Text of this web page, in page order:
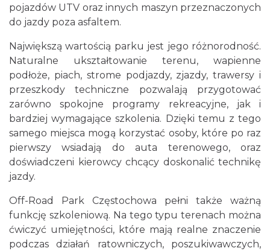
pojazdów UTV oraz innych maszyn przeznaczonych
do jazdy poza asfaltem.
Największą wartością parku jest jego różnorodność.
Naturalne ukształtowanie terenu, wapienne
podłoże, piach, strome podjazdy, zjazdy, trawersy i
przeszkody techniczne pozwalają przygotować
zarówno spokojne programy rekreacyjne, jak i
bardziej wymagające szkolenia. Dzięki temu z tego
samego miejsca mogą korzystać osoby, które po raz
pierwszy wsiadają do auta terenowego, oraz
doświadczeni kierowcy chcący doskonalić technikę
jazdy.
Off-Road Park Częstochowa pełni także ważną
funkcję szkoleniową. Na tego typu terenach można
ćwiczyć umiejętności, które mają realne znaczenie
podczas działań ratowniczych, poszukiwawczych,